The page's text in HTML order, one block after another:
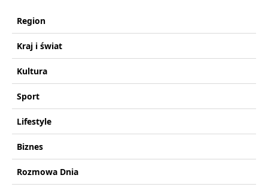
Region
Kraj i świat
Kultura
Sport
Lifestyle
Biznes
Rozmowa Dnia